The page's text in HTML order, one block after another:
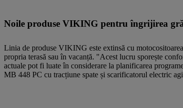
Noile produse VIKING pentru îngrijirea
Linia de produse VIKING este extinsă cu
propria terasă sau în vacanță. "Acest lucru sporește
actuale pot fi luate în considerare la planificarea
MB 448 PC cu tracțiune spate și scarificatorul electric